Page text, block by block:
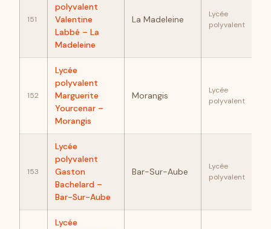
151
polyvalent
Valentine
Labbé – La
Madeleine
La Madeleine
Lycée
polyvalent
152
Lycée
polyvalent
Marguerite
Yourcenar –
Morangis
Morangis
Lycée
polyvalent
153
Lycée
polyvalent
Gaston
Bachelard –
Bar-Sur-Aube
Bar-Sur-Aube
Lycée
polyvalent
Lycée